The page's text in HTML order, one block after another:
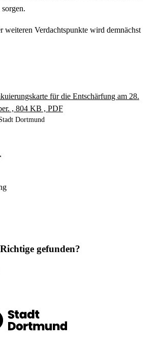
weiteren Verdachtspunkte wird demnächst
für die Entschärfung am 28.
, 804 KB , PDF
Dortmund
gefunden?